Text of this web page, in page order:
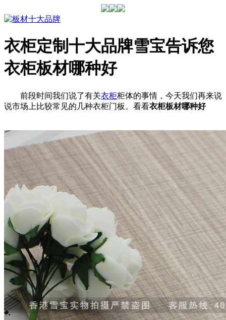
衣柜定制十大品牌雪宝告诉您
衣柜板材哪种好
前段时间我们说了有关衣柜柜体的事情，今天我们再来说
说市场上比较常见的几种衣柜门板。看看衣柜板材哪种好